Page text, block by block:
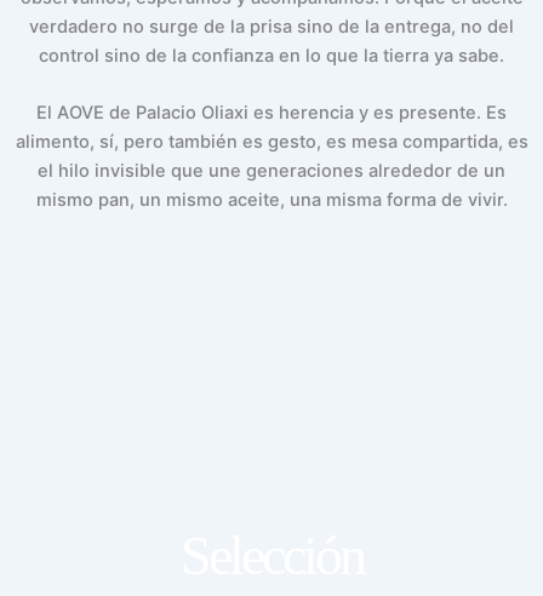
verdadero no surge de la prisa sino de la entrega, no del
control sino de la confianza en lo que la tierra ya sabe.
El AOVE de Palacio Oliaxi es herencia y es presente. Es
alimento, sí, pero también es gesto, es mesa compartida, es
el hilo invisible que une generaciones alrededor de un
mismo pan, un mismo aceite, una misma forma de vivir.